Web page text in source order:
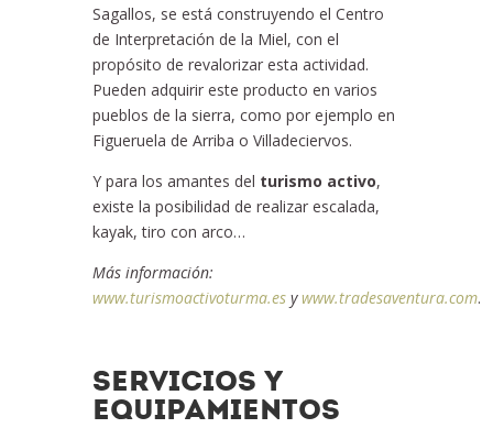
Sagallos, se está construyendo el Centro
de Interpretación de la Miel, con el
propósito de revalorizar esta actividad.
Pueden adquirir este producto en varios
pueblos de la sierra, como por ejemplo en
Figueruela de Arriba o Villadeciervos.
Y para los amantes del turismo activo,
existe la posibilidad de realizar escalada,
kayak, tiro con arco…
Más información:
www.turismoactivoturma.es ywww.tradesaventura.com.
SERVICIOS Y
EQUIPAMIENTOS